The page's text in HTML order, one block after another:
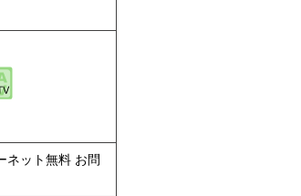
ネット無料 お問